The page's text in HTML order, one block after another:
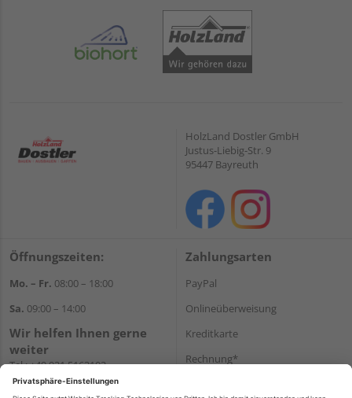
HolzLand Dostler GmbH
Justus-Liebig-Str. 9
95447 Bayreuth
Öffnungszeiten:
Mo. – Fr. 08:00 – 18:00
Sa. 09:00 – 14:00
Wir helfen Ihnen gerne
weiter
Tel.:+49 921 5163102
E-Mail:shop@dostler.de
Zahlungsarten
PayPal
Onlineüberweisung
Kreditkarte
Rechnung*